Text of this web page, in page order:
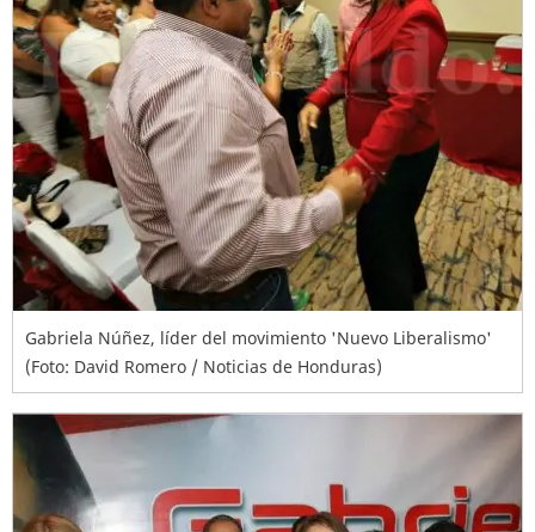
Gabriela Núñez, líder del movimiento 'Nuevo Liberalismo'
(Foto: David Romero / Noticias de Honduras)